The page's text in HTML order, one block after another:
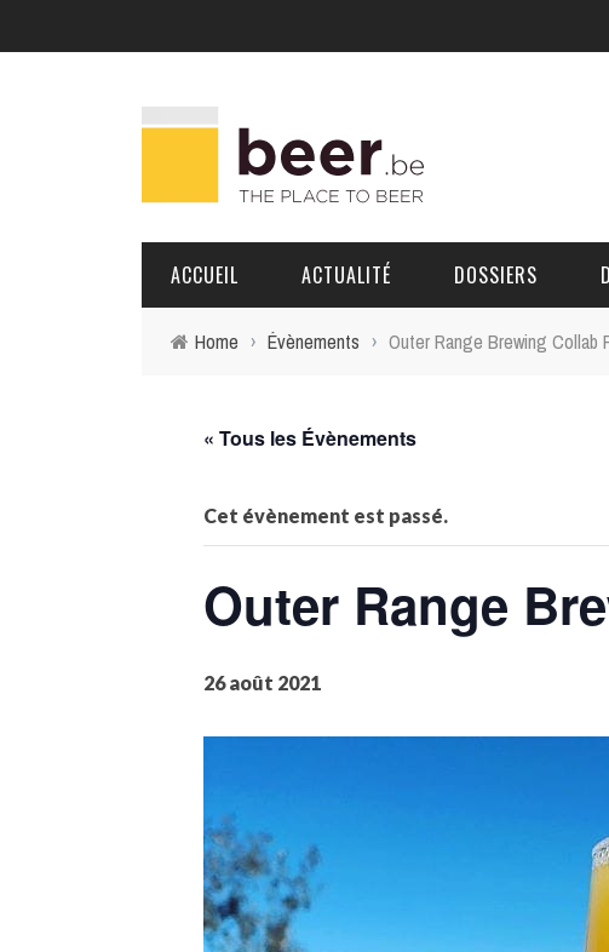
ACCUEIL ACTUALITÉ DOSSIERS
Home › Évènements › Outer Range Brewing Collab
« Tous les Évènements
Cet évènement est passé.
Outer Range
26 août 2021